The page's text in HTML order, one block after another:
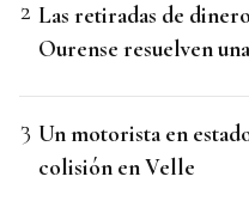
Las retiradas de
Ourense resuelven
Un motorista en
colisión en Velle